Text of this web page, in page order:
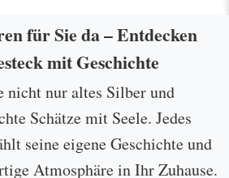
für Sie da – Entdecken
mit Geschichte
nicht nur altes Silber und
Schätze mit Seele. Jedes
seine eigene Geschichte und
Atmosphäre in Ihr Zuhause.